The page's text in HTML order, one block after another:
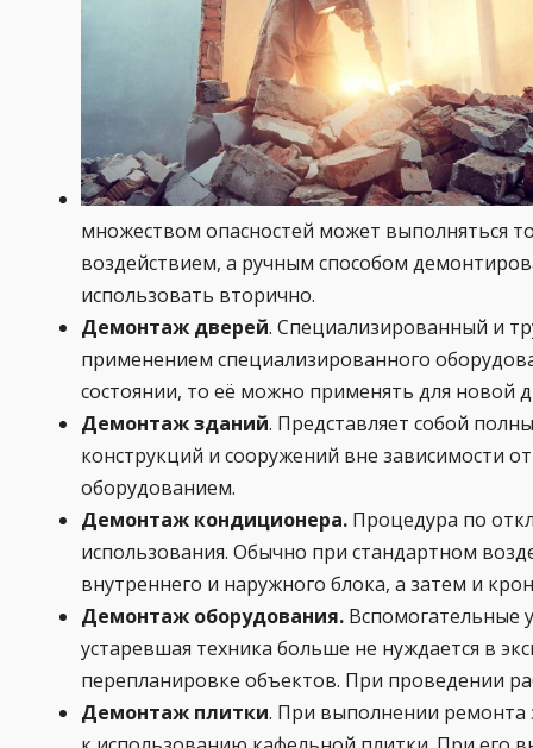
множеством опасностей может выполняться
воздействием, а ручным способом
использовать вторично.
Демонтаж дверей. Специализированный и
применением специализированного
состоянии, то её можно применять для новой
Демонтаж зданий. Представляет собой
конструкций и сооружений вне зависимости
оборудованием.
Демонтаж кондиционера. Процедура по
использования. Обычно при стандартном
внутреннего и наружного блока, а затем и
Демонтаж оборудования. Вспомогательные
устаревшая техника больше не нуждается в
перепланировке объектов. При проведении
Демонтаж плитки. При выполнении ремонта